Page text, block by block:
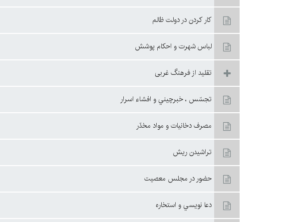
كار كردن در دولت ظالم
لباس شهرت و احكام پوشش
تقليد از فرهنگ غربى
تجسّس ، خبرچيني و افشاء اسرار
مصرف دخانيات و مواد مخدّر
تراشيدن ريش
حضور در مجلس معصيت
دعا نويسي و استخاره